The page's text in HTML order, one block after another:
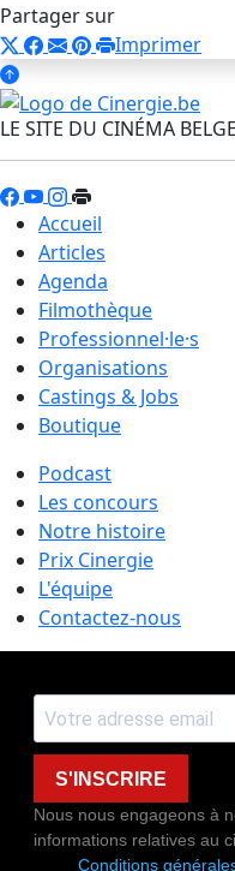
Partager sur
Imprimer
LE SITE DU CINÉMA BELGE
Accueil
Articles
Agenda
Filmothèque
Professionnel·le·s
Organisations
Castings & Jobs
Boutique
Podcast
Les concours
Notre histoire
Prix Cinergie
L'équipe
Contactez-nous
S'INSCRIRE
Nous nous engageons à
informations relatives au
Conditions